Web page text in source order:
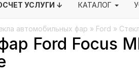
автомобильных фар » Ford »
Ford Focus
УСЛУГИ ↓ КАТАЛОГ